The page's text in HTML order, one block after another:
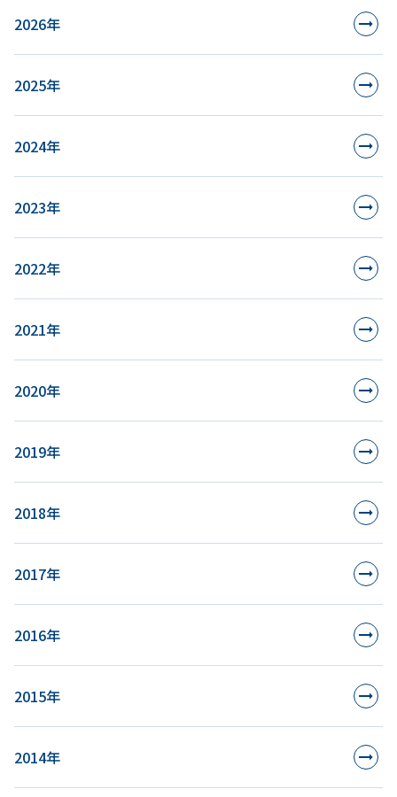
2026年
2025年
2024年
2023年
2022年
2021年
2020年
2019年
2018年
2017年
2016年
2015年
2014年